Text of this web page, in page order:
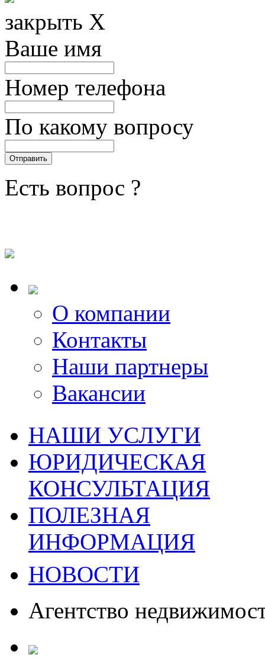
закрыть X
Ваше имя
Номер телефона
По какому вопросу
Есть вопрос ?
О компании
Контакты
Наши партнеры
Вакансии
НАШИ УСЛУГИ
ЮРИДИЧЕСКАЯ
КОНСУЛЬТАЦИЯ
ПОЛЕЗНАЯ
ИНФОРМАЦИЯ
НОВОСТИ
Агентство